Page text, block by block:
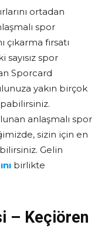
ortadan
spor
fırsatı
sayısız spor
Sporcard
yakın birçok
anlaşmalı spor
sizin için en
Gelin
birlikte
– Keçiören